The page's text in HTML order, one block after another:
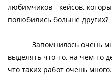
любимчиков - кейсов,
полюбились больше других?
Запомнилось очень
выделять что-то, на чем-то
что таких работ очень